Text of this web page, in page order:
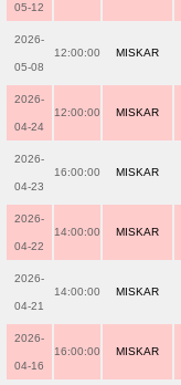
05-12
2026-
05-08
12:00:00 MISKAR
2026-
04-24
12:00:00 MISKAR
2026-
04-23
16:00:00 MISKAR
2026-
04-22
14:00:00 MISKAR
2026-
04-21
14:00:00 MISKAR
2026-
04-16
16:00:00 MISKAR